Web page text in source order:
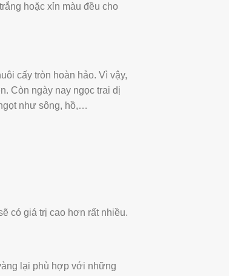
hoặc xỉn màu đều cho
cấy tròn hoàn hảo. Vì vậy,
Còn ngày nay ngọc trai dị
như sông, hồ,…
có giá trị cao hơn rất nhiều.
lại phù hợp với những